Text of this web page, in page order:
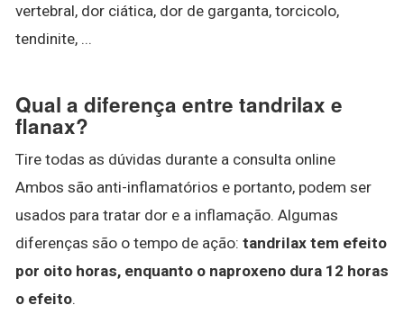
vertebral, dor ciática, dor de garganta, torcicolo,
tendinite, ...
Qual a diferença entre tandrilax e
flanax?
Tire todas as dúvidas durante a consulta online
Ambos são anti-inflamatórios e portanto, podem ser
usados para tratar dor e a inflamação. Algumas
diferenças são o tempo de ação: tandrilax tem efeito
por oito horas, enquanto o naproxeno dura 12 horas
o efeito.